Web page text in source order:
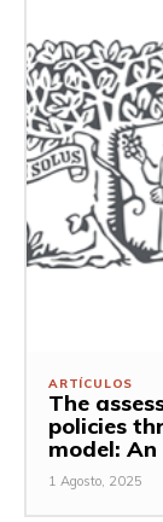
ARTÍCULOS
The
policies
model:
1 Agosto, 2025